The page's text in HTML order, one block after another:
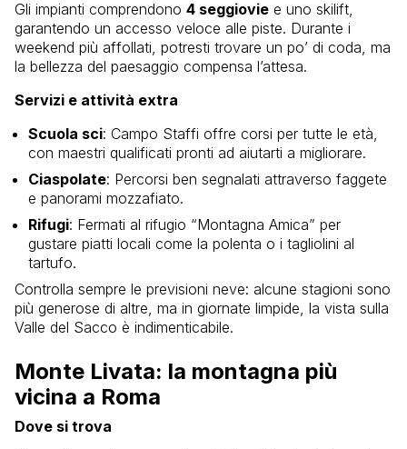
Gli impianti comprendono 4 seggiovie e uno skilift,
garantendo un accesso veloce alle piste. Durante i
weekend più affollati, potresti trovare un po’ di coda, ma
la bellezza del paesaggio compensa l’attesa.
Servizi e attività extra
Scuola sci: Campo Staffi offre corsi per tutte le età,
con maestri qualificati pronti ad aiutarti a migliorare.
Ciaspolate: Percorsi ben segnalati attraverso faggete
e panorami mozzafiato.
Rifugi: Fermati al rifugio “Montagna Amica” per
gustare piatti locali come la polenta o i tagliolini al
tartufo.
Controlla sempre le previsioni neve: alcune stagioni sono
più generose di altre, ma in giornate limpide, la vista sulla
Valle del Sacco è indimenticabile.
Monte Livata: la montagna più
vicina a Roma
Dove si trova